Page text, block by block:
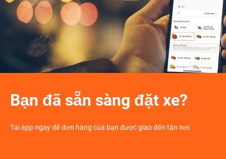
Bạn đã sẵn sàng đặt xe?
Tải app ngay để đơn hàng của bạn được giao đến tận nơi.